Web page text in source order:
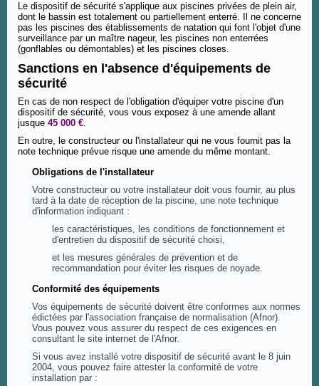
Le dispositif de sécurité s'applique aux piscines privées de plein air,
dont le bassin est totalement ou partiellement enterré. Il ne concerne
pas les piscines des établissements de natation qui font l'objet d'une
surveillance par un maître nageur, les piscines non enterrées
(gonflables ou démontables) et les piscines closes.
Sanctions en l'absence d'équipements de
sécurité
En cas de non respect de l'obligation d'équiper votre piscine d'un
dispositif de sécurité, vous vous exposez à une amende allant
jusque 45 000 €.
En outre, le constructeur ou l'installateur qui ne vous fournit pas la
note technique prévue risque une amende du même montant.
Obligations de l'installateur
Votre constructeur ou votre installateur doit vous fournir, au plus
tard à la date de réception de la piscine, une note technique
d'information indiquant :
les caractéristiques, les conditions de fonctionnement et
d'entretien du dispositif de sécurité choisi,
et les mesures générales de prévention et de
recommandation pour éviter les risques de noyade.
Conformité des équipements
Vos équipements de sécurité doivent être conformes aux normes
édictées par l'association française de normalisation (Afnor).
Vous pouvez vous assurer du respect de ces exigences en
consultant le site internet de l'Afnor.
Si vous avez installé votre dispositif de sécurité avant le 8 juin
2004, vous pouvez faire attester la conformité de votre
installation par :